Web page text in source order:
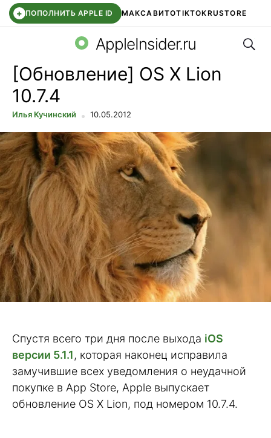
+ ПОПОЛНИТЬ APPLE ID МАКСАВИТОTIKTOKRUSTORE
WB КЛУБIOS 26.6 DDE STORE
AppleInsider.ru
[Обновление] OS X Lion
10.7.4
Илья Кучинский 10.05.2012
Спустя всего три дня после выхода iOS
версии 5.1.1, которая наконец исправила
замучившие всех уведомления о неудачной
покупке в App Store, Apple выпускает
обновление OS X Lion, под номером 10.7.4.